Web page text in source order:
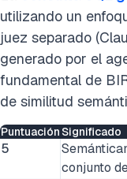
utilizando un
juez separado
generado por el
fundamental de
de similitud
Puntuación Significado
5
conjunto